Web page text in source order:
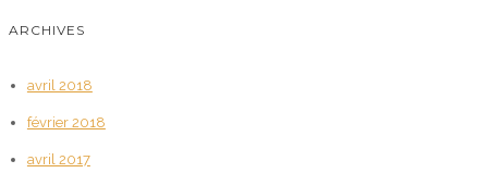
ARCHIVES
avril 2018
février 2018
avril 2017